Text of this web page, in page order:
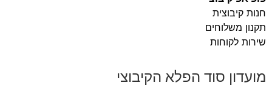
חנות קיבוצית
תקנון משלוחים
שירות לקוחות
מועדון סוד הפלא הקיבוצי